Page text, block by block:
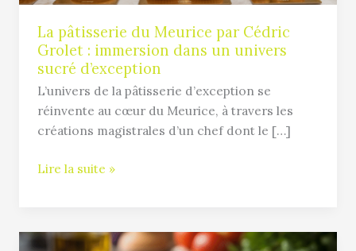
La pâtisserie du Meurice par Cédric
Grolet : immersion dans un univers
sucré d’exception
L’univers de la pâtisserie d’exception se
réinvente au cœur du Meurice, à travers les
créations magistrales d’un chef dont le […]
un
univers
sucré
d’exception
Lire la suite »
Comment